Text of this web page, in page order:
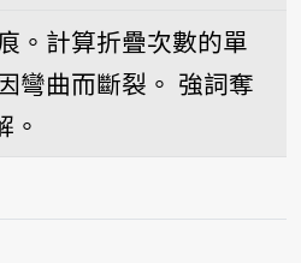
。計算折疊次數的單
彎曲而斷裂。 強詞奪
。